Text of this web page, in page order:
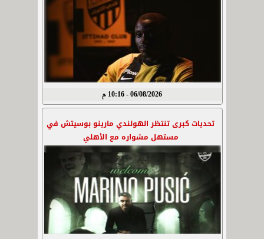
06/08/2026 - 10:16 م
تحديات كبرى تنتظر الهولندي مارينو بوسيتش في
مستهل مشواره مع الأهلي